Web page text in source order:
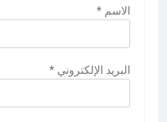
الاسم *
البريد الإلكتروني *